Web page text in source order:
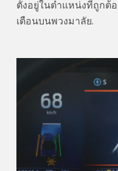
ตั้งอยู่ในตำแหน่งที่ถูกต้
เตือนบนพวงมาลัย.